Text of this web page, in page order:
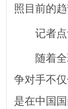
照目前的
记者点
随着全球
争对手不
是在中国